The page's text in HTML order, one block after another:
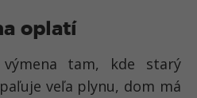
oplatí
výmena tam, kde starý
veľa plynu, dom má